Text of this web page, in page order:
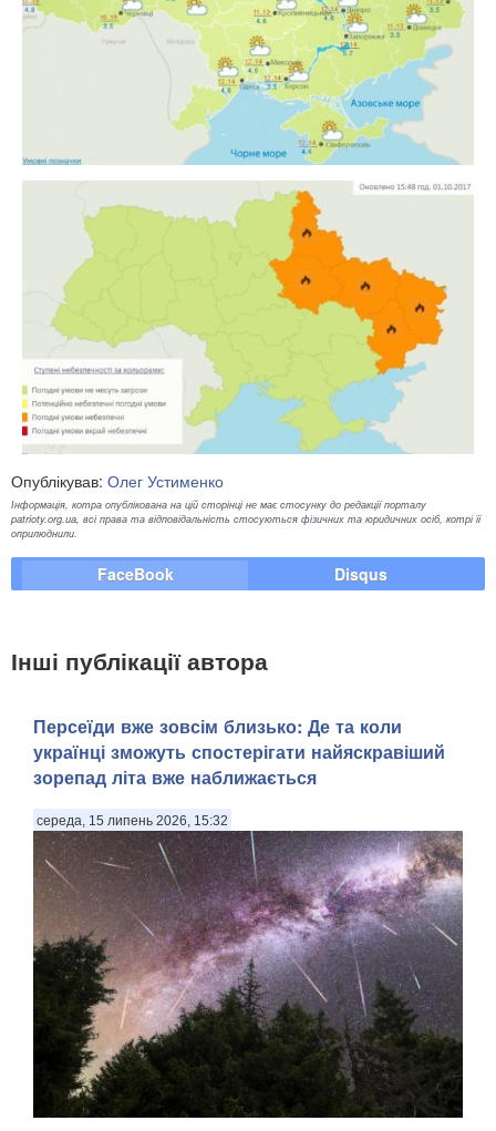
Опублікував: Олег Устименко
Інформація, котра опублікована на цій сторінці не має стосунку до редакції порталу
patrioty.org.ua, всі права та відповідальність стосуються фізичних та юридичних осіб, котрі її
оприлюднили.
FaceBook Disqus
Інші публікації автора
Персеїди вже зовсім близько: Де та коли
українці зможуть спостерігати найяскравіший
зорепад літа вже наближається
середа, 15 липень 2026, 15:32